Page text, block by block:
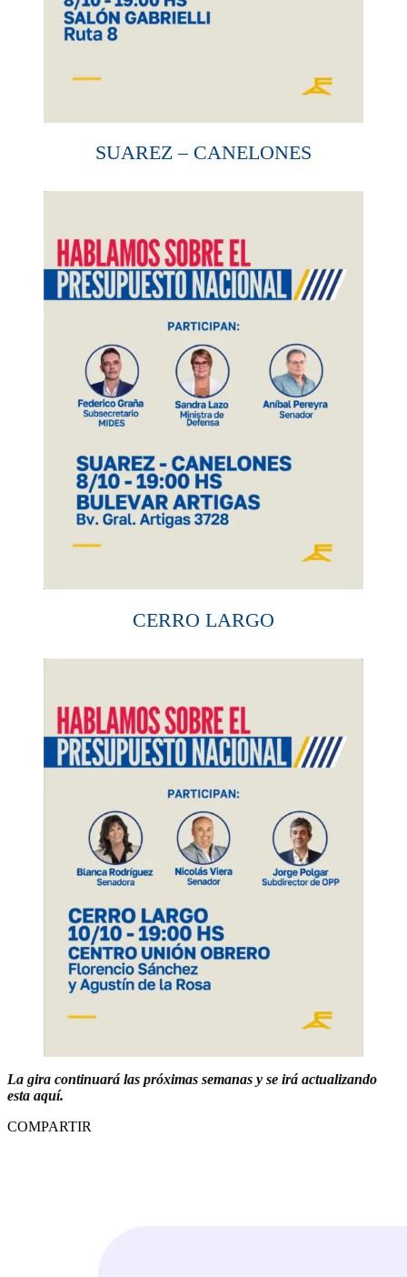
SUAREZ – CANELONES
CERRO LARGO
La gira continuará las próximas semanas y se irá actualizando
esta aquí.
COMPARTIR